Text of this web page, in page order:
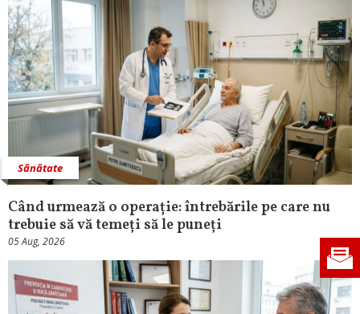
Sănătate
Când urmează o operație: întrebările pe care nu
trebuie să vă temeți să le puneți
05 Aug, 2026